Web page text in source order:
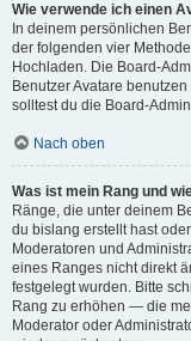
Wie verwende ich einen
In deinem persönlichen
der folgenden vier
Hochladen. Die Board-
Benutzer Avatare
solltest du die Board-
Nach oben
Was ist mein Rang und
Ränge, die unter deinem
du bislang erstellt hast
Moderatoren und
eines Ranges nicht direkt
festgelegt wurden. Bitte
Rang zu erhöhen — die
Moderator oder